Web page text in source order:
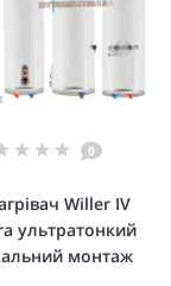
0
Willer IV
ультратонкий
монтаж